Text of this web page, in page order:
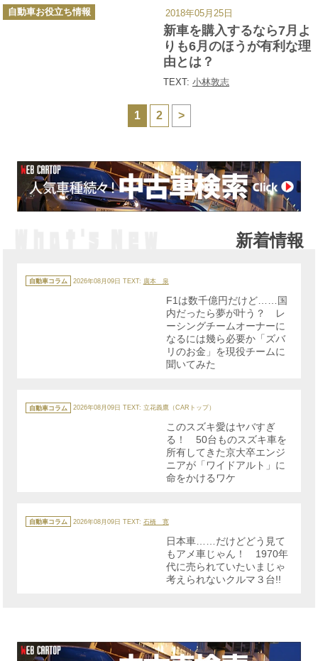
新車を購入するなら7月よ
りも6月のほうが有利な理
由とは？
TEXT: 小林敦志
カ
テ
自動車お役立ち情報 2018年05月25日
1 2 >
新着情報
テ
ゴ
自動車コラム 2026年08月09日 TEXT: 廣本 泉
F1は数千億円だけど……国
内だったら夢が叶う？ レ
ーシングチームオーナーに
なるには幾ら必要か「ズバ
リのお金」を現役チームに
聞いてみた
テ
ゴ
自動車コラム 2026年08月09日 TEXT: 立花義鷹（CARトップ）
このスズキ愛はヤバすぎ
る！ 50台ものスズキ車を
所有してきた京大卒エンジ
ニアが「ワイドアルト」に
命をかけるワケ
テ
ゴ
自動車コラム 2026年08月09日 TEXT: 石橋 寛
日本車……だけどどう見て
もアメ車じゃん！ 1970年
代に売られていたいまじゃ
考えられないクルマ３台!!